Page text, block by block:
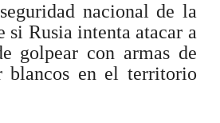
nacional de la
Rusia intenta atacar a
golpear con armas de
blancos en el territorio